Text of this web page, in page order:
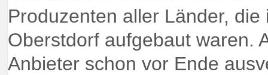
Produzenten aller Länder,
Oberstdorf aufgebaut waren.
Anbieter schon vor Ende